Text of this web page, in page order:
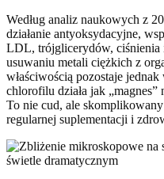
Według analiz naukowych z
działanie antyoksydacyjne,
LDL, trójglicerydów, ciśnienia
usuwaniu metali ciężkich z
właściwością pozostaje
chlorofilu działa jak
To nie cud, ale
regularnej suplementacji i